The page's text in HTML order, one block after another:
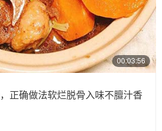
00:03:56
正确做法软烂脱骨入味不膻汁香